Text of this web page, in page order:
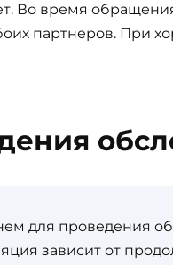
Во время
партнеров. При
для проведения
зависит от